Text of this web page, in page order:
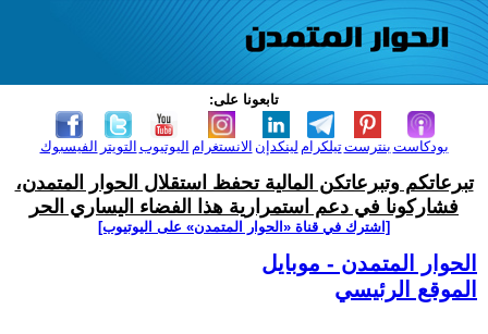
تابعونا على:
الفيسبوك التويتر اليوتيوب الانستغرام لينكدإن تيلكرامبنترست بودكاست
تبرعاتكم وتبرعاتكن المالية تحفظ استقلال الحوار المتمدن،
فشاركونا في دعم استمرارية هذا الفضاء اليساري الحر
[اشترك في قناة ‫«الحوار المتمدن» على اليوتيوب]
الحوار المتمدن - موبايل
الموقع الرئيسي